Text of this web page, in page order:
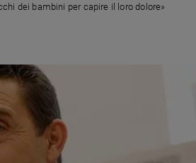
dei bambini per capire il loro dolore»